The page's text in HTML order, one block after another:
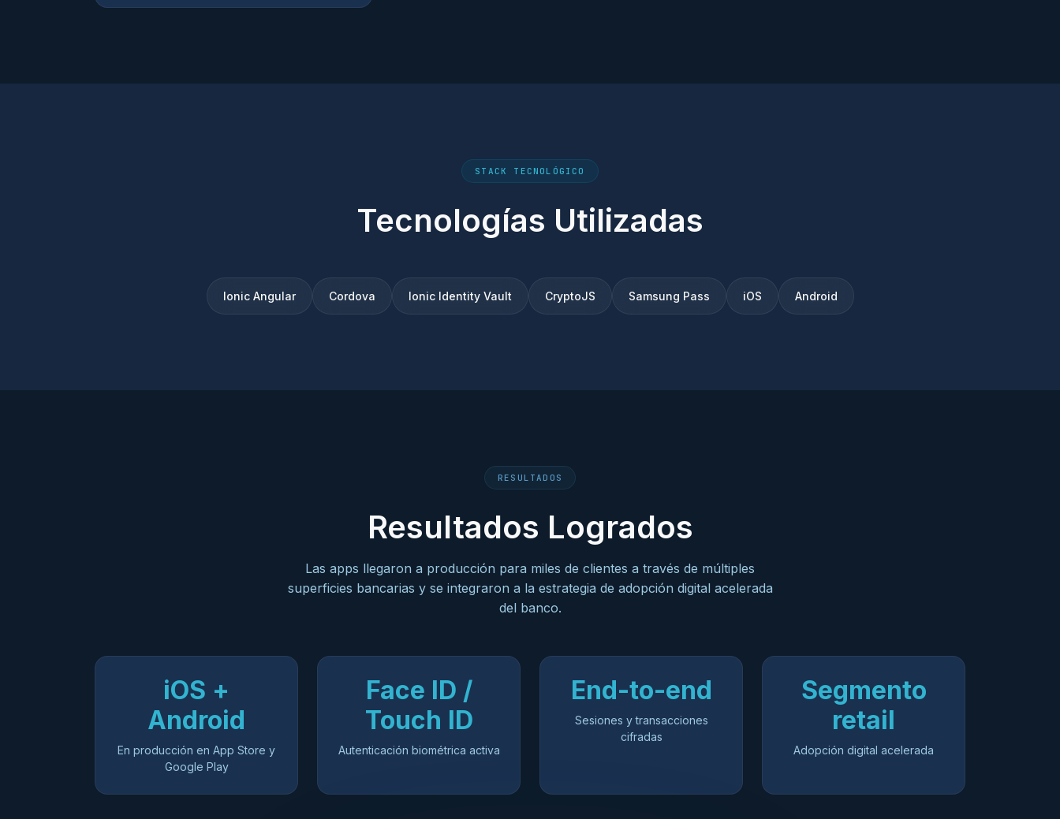
STACK TECNOLÓGICO
Tecnologías Utilizadas
Ionic Angular Cordova Ionic Identity Vault CryptoJS Samsung Pass iOS Android
RESULTADOS
Resultados Logrados
Las apps llegaron a producción para miles de clientes a través de múltiples
superficies bancarias y se integraron a la estrategia de adopción digital acelerada
del banco.
iOS +
Android
En producción en App Store y
Google Play
Face ID /
Touch ID
Autenticación biométrica activa
End-to-end
Sesiones y transacciones
cifradas
Segmento
retail
Adopción digital acelerada